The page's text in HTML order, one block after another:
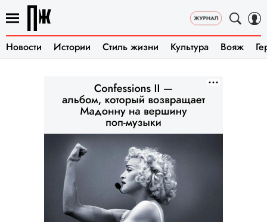
Новости Истории Стиль жизни Культура Вояж